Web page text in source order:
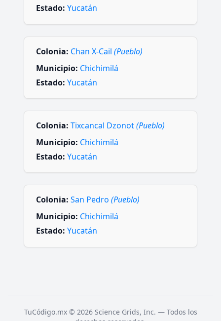
Estado: Yucatán
Colonia: Chan X-Cail (Pueblo)
Municipio: Chichimilá
Estado: Yucatán
Colonia: Tixcancal Dzonot(Pueblo)
Municipio: Chichimilá
Estado: Yucatán
Colonia: San Pedro (Pueblo)
Municipio: Chichimilá
Estado: Yucatán
TuCódigo.mx © 2026 Science Grids, Inc. — Todos los